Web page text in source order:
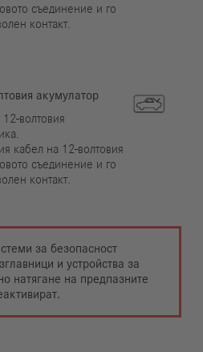
съединение и го
контакт.
акумулатор
волтовия
кабел на 12-волтовия
съединение и го
контакт.
за безопасност
и устройства за
натягане на предпазните